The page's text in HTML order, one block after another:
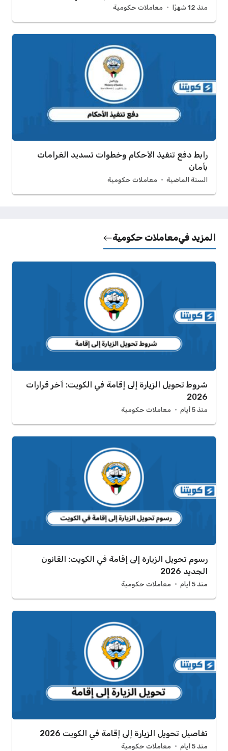
منذ 12 شهرًا معاملات حكومية
رابط دفع تنفيذ الأحكام وخطوات تسديد الغرامات
بأمان
السنة الماضية معاملات حكومية
المزيد فيمعاملات حكومية
شروط تحويل الزيارة إلى إقامة في الكويت: آخر قرارات
2026
منذ 5 أيام معاملات حكومية
رسوم تحويل الزيارة إلى إقامة في الكويت: القانون
الجديد 2026
منذ 5 أيام معاملات حكومية
تفاصيل تحويل الزيارة إلى إقامة في الكويت 2026
منذ 5 أيام معاملات حكومية